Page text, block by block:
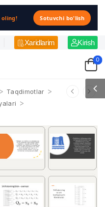
oling! Sotuvchi bo'lish
Xaridlarim Kirish
0
> Taqdimotlar >
>